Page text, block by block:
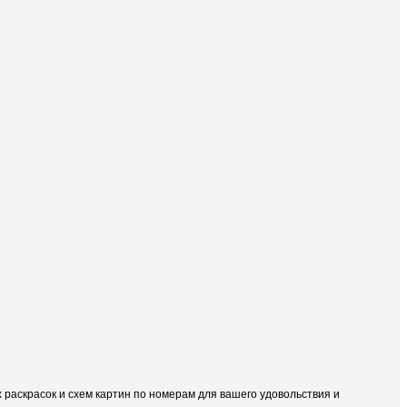
и схем картин по номерам для вашего удовольствия и